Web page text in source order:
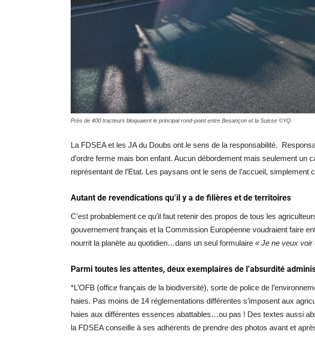
Près de 400 tracteurs bloquaient le principal rond-point entre Besançon et la Suisse ©YQ
La FDSEA et les JA du Doubs ont le sens de la responsabilité.
d’ordre ferme mais bon enfant. Aucun débordement mais seulement un
représentant de l’Etat. Les paysans ont le sens de l’accueil, simplement
Autant de revendications qu’il y a de filières et de territoires
C’est probablement ce qu’il faut retenir des propos de tous les
gouvernement français et la Commission Européenne voudraient faire
nourrit la planète au quotidien…dans un seul formulaire « Je ne veux voir
Parmi toutes les attentes, deux exemplaires de l’absurdité
*L’OFB (office français de la biodiversité), sorte de police de
haies. Pas moins de 14 réglementations différentes s’imposent aux
haies aux différentes essences abattables…ou pas ! Des textes aussi
la FDSEA conseille à ses adhérents de prendre des photos avant et